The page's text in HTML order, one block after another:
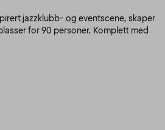
jazzklubb- og eventscene, skaper
for 90 personer. Komplett med